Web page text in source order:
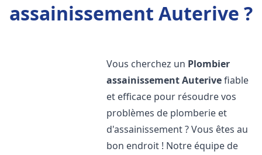
assainissement Auterive ?
Vous cherchez un Plombier
assainissementAuterivefiable
et efficace pour résoudre vos
problèmes de plomberie et
d'assainissement ? Vous êtes au
bon endroit ! Notre équipe de